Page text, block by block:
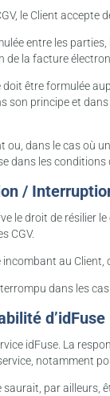
le Client accepte
entre les
de la facture
être formulée
son principe et
ou, dans le cas où
dans les conditions
/
le droit de résilier
CGV.
incombant au
dans les
d’idFuse
idFuse. La
notamment
par ailleurs,